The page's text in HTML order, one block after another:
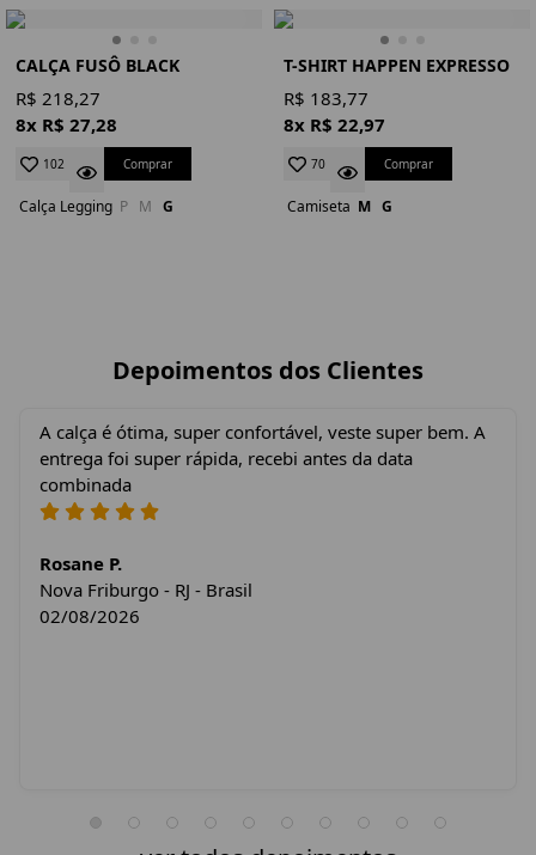
CALÇA FUSÔ BLACK
R$ 218,27
8x R$ 27,28
102 Comprar
Calça Legging P M G
T-SHIRT HAPPEN EXPRESSO
R$ 183,77
8x R$ 22,97
70 Comprar
Camiseta M G
Depoimentos dos Clientes
A calça é ótima, super confortável, veste super bem. A
entrega foi super rápida, recebi antes da data
combinada
Rosane P.
Nova Friburgo - RJ - Brasil
02/08/2026